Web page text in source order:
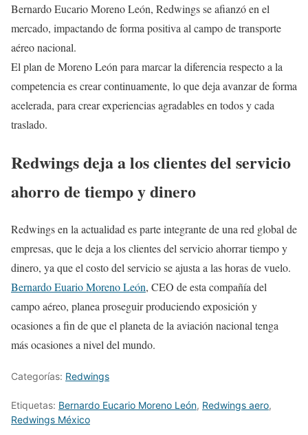
Bernardo Eucario Moreno León, Redwings se afianzó en el
mercado, impactando de forma positiva al campo de transporte
aéreo nacional.
El plan de Moreno León para marcar la diferencia respecto a la
competencia es crear continuamente, lo que deja avanzar de forma
acelerada, para crear experiencias agradables en todos y cada
traslado.
Redwings deja a los clientes del servicio
ahorro de tiempo y dinero
Redwings en la actualidad es parte integrante de una red global de
empresas, que le deja a los clientes del servicio ahorrar tiempo y
dinero, ya que el costo del servicio se ajusta a las horas de vuelo.
Bernardo Euario Moreno León, CEO de esta compañía del
campo aéreo, planea proseguir produciendo exposición y
ocasiones a fin de que el planeta de la aviación nacional tenga
más ocasiones a nivel del mundo.
Categorías: Redwings
Etiquetas: Bernardo Eucario Moreno León, Redwings aero,
Redwings México